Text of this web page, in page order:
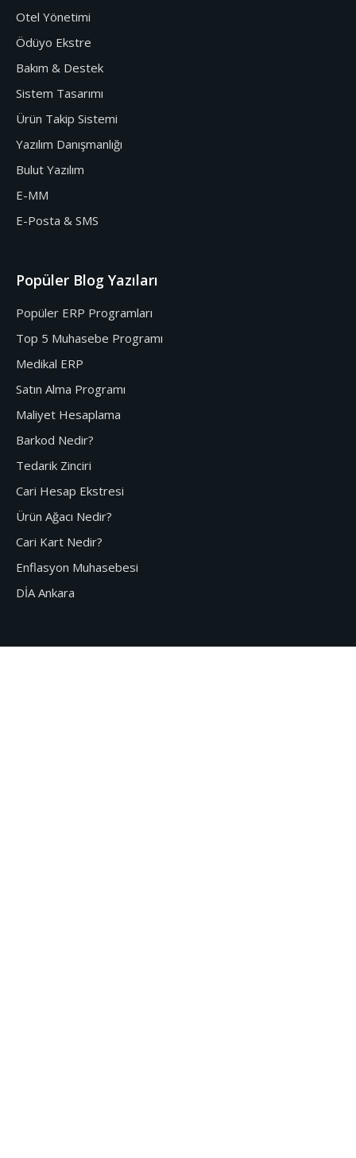
Otel Yönetimi
Ödüyo Ekstre
Bakım & Destek
Sistem Tasarımı
Ürün Takip Sistemi
Yazılım Danışmanlığı
Bulut Yazılım
E-MM
E-Posta & SMS
Popüler Blog Yazıları
Popüler ERP Programları
Top 5 Muhasebe Programı
Medikal ERP
Satın Alma Programı
Maliyet Hesaplama
Barkod Nedir?
Tedarik Zinciri
Cari Hesap Ekstresi
Ürün Ağacı Nedir?
Cari Kart Nedir?
Enflasyon Muhasebesi
DİA Ankara